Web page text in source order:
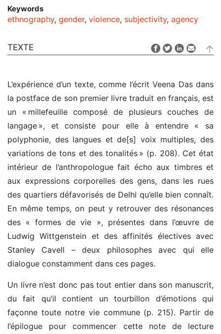
Keywords
ethnography, gender, violence, subjectivity, agency
TEXTE
L’expérience d’un texte, comme l’écrit Veena Das dans
la postface de son premier livre traduit en français, est
un « millefeuille composé de plusieurs couches de
langage », et consiste pour elle à entendre « sa
polyphonie, des langues et de[s] voix multiples, des
variations de tons et des tonalités » (p. 208). Cet état
intérieur de l’anthropologue fait écho aux timbres et
aux expressions corporelles des gens, dans les rues
des quartiers défavorisés de Delhi qu’elle bien connaît.
En même temps, on peut y retrouver des résonances
des « formes de vie », présentes dans l’œuvre de
Ludwig Wittgenstein et des affinités électives avec
Stanley Cavell – deux philosophes avec qui elle
dialogue constamment dans ces pages.
Un livre n’est donc pas tout entier dans son manuscrit,
du fait qu’il contient un tourbillon d’émotions qui
façonne toute notre vie commune (p. 215). Partir de
l’épilogue pour commencer cette note de lecture